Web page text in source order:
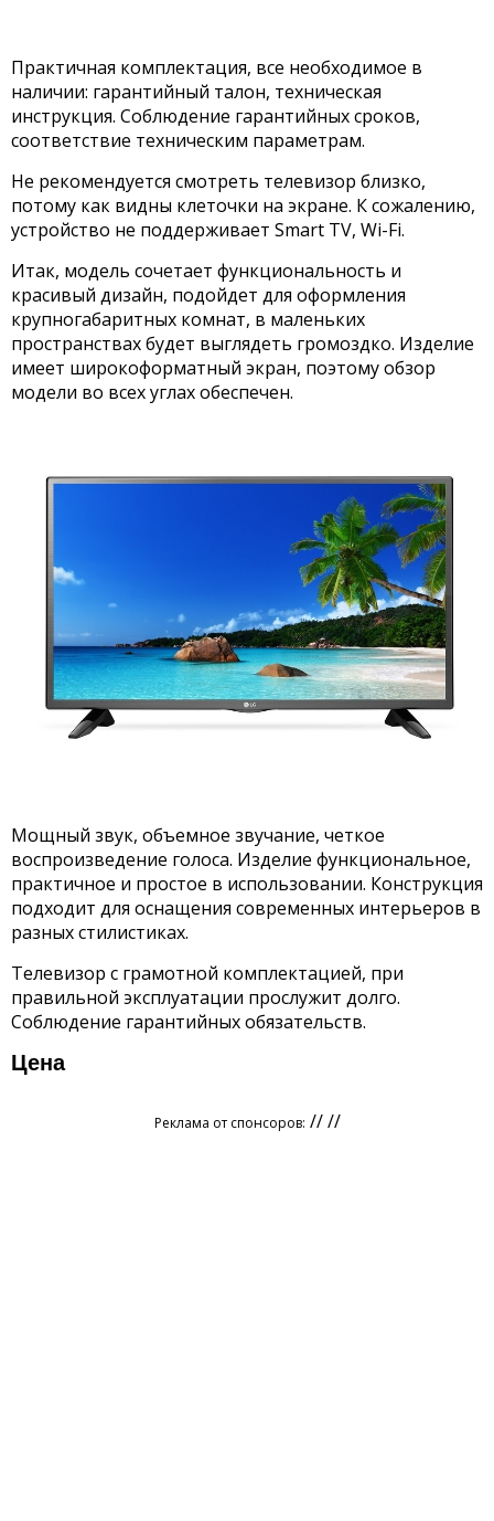
Практичная комплектация, все необходимое в
наличии: гарантийный талон, техническая
инструкция. Соблюдение гарантийных сроков,
соответствие техническим параметрам.
Не рекомендуется смотреть телевизор близко,
потому как видны клеточки на экране. К сожалению,
устройство не поддерживает Smart TV, Wi-Fi.
Итак, модель сочетает функциональность и
красивый дизайн, подойдет для оформления
крупногабаритных комнат, в маленьких
пространствах будет выглядеть громоздко. Изделие
имеет широкоформатный экран, поэтому обзор
модели во всех углах обеспечен.
Мощный звук, объемное звучание, четкое
воспроизведение голоса. Изделие функциональное,
практичное и простое в использовании. Конструкция
подходит для оснащения современных интерьеров в
разных стилистиках.
Телевизор с грамотной комплектацией, при
правильной эксплуатации прослужит долго.
Соблюдение гарантийных обязательств.
Цена
Реклама от спонсоров: // //